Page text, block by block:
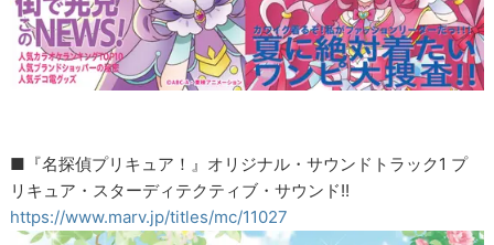
■『名探偵プリキュア！』オリジナル・サウンドトラック1 プ
リキュア・スターディテクティブ・サウンド!!
https://www.marv.jp/titles/mc/11027